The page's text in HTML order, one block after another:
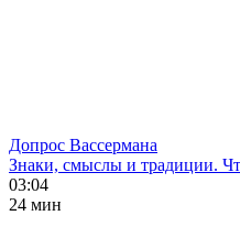
Допрос Вассермана
Знаки, смыслы и традиции.
03:04
24 мин